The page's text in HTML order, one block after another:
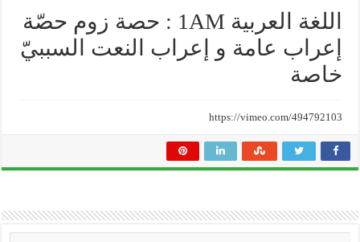
اللغة العربية 1AM : حصة زوم حصّة
إعراب عامة و إعراب النعت السببيّ
خاصة
https://vimeo.com/494792103